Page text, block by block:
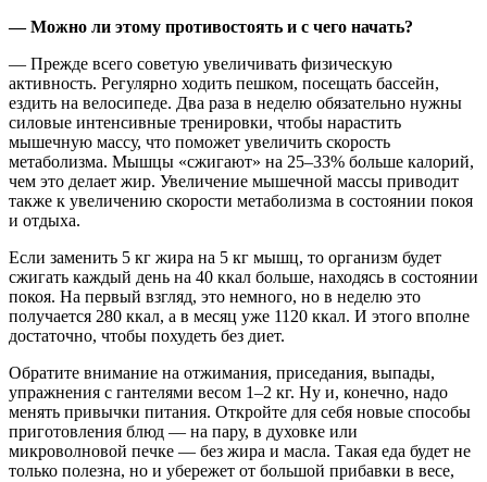
— Можно ли этому противостоять и с чего начать?
— Прежде всего советую увеличивать физическую
активность. Регулярно ходить пешком, посещать бассейн,
ездить на велосипеде. Два раза в неделю обязательно нужны
силовые интенсивные тренировки, чтобы нарастить
мышечную массу, что поможет увеличить скорость
метаболизма. Мышцы «сжигают» на 25–33% больше калорий,
чем это делает жир. Увеличение мышечной массы приводит
также к увеличению скорости метаболизма в состоянии покоя
и отдыха.
Если заменить 5 кг жира на 5 кг мышц, то организм будет
сжигать каждый день на 40 ккал больше, находясь в состоянии
покоя. На первый взгляд, это немного, но в неделю это
получается 280 ккал, а в месяц уже 1120 ккал. И этого вполне
достаточно, чтобы похудеть без диет.
Обратите внимание на отжимания, приседания, выпады,
упражнения с гантелями весом 1–2 кг. Ну и, конечно, надо
менять привычки питания. Откройте для себя новые способы
приготовления блюд — на пару, в духовке или
микроволновой печке — без жира и масла. Такая еда будет не
только полезна, но и убережет от большой прибавки в весе,